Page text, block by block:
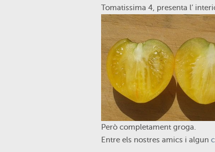
Tomatissima 4, presenta l’
Però completament groga.
Entre els nostres amics i algun